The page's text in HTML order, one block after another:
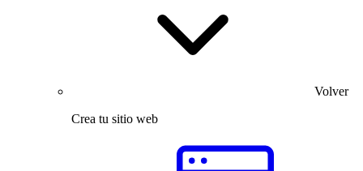
Volver
Crea tu sitio web